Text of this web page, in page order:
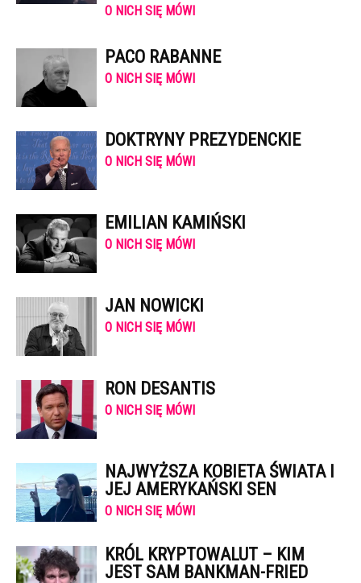
O NICH SIĘ MÓWI
PACO RABANNE
O NICH SIĘ MÓWI
DOKTRYNY PREZYDENCKIE
O NICH SIĘ MÓWI
EMILIAN KAMIŃSKI
O NICH SIĘ MÓWI
JAN NOWICKI
O NICH SIĘ MÓWI
RON DESANTIS
O NICH SIĘ MÓWI
NAJWYŻSZA KOBIETA ŚWIATA I
JEJ AMERYKAŃSKI SEN
O NICH SIĘ MÓWI
KRÓL KRYPTOWALUT – KIM
JEST SAM BANKMAN-FRIED